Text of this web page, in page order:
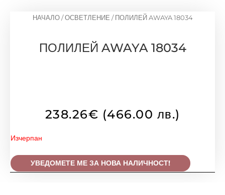
НАЧАЛО/ОСВЕТЛЕНИЕ / ПОЛИЛЕЙ AWAYA 18034
ПОЛИЛЕЙ AWAYA 18034
238.26€ (466.00 лв.)
Изчерпан
УВЕДОМЕТЕ МЕ ЗА НОВА НАЛИЧНОСТ!